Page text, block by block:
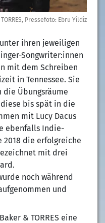
Pressefoto: Ebru Yildiz
unter ihren jeweiligen
Songwriter:innen
mit dem Schreiben
in Tennessee. Sie
die Übungsräume
bis spät in die
mit Lucy Dacus
ebenfalls Indie-
2018 die erfolgreiche
mit drei
noch während
und
& TORRES eine